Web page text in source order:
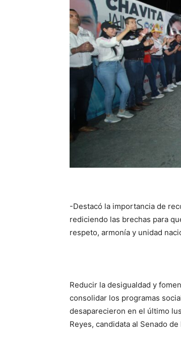
-Destacó la importancia de
rediciendo las brechas para
respeto, armonía y unidad
Reducir la desigualdad y
consolidar los programas
desaparecieron en el último
Reyes, candidata al Senado